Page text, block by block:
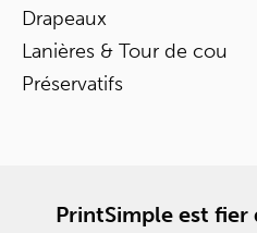
Drapeaux
Lanières & Tour de cou
Préservatifs
PrintSimple est